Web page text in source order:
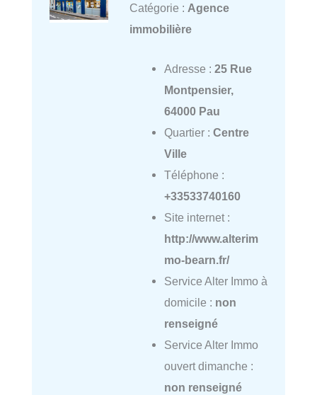
Catégorie : Agence
immobilière
Adresse : 25 Rue
Montpensier,
64000 Pau
Quartier : Centre
Ville
Téléphone :
+33533740160
Site internet :
http://www.alterim
mo-bearn.fr/
Service Alter Immo à
domicile : non
renseigné
Service Alter Immo
ouvert dimanche :
non renseigné